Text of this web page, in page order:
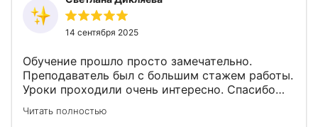
14 сентября 2025
Обучение прошло просто замечательно.
Преподаватель был с большим стажем работы.
Уроки проходили очень интересно. Спасибо
обучения.
Читать полностью